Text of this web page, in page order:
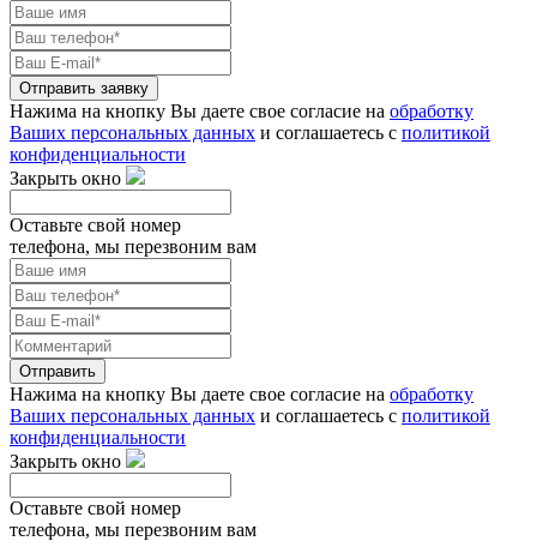
Отправить заявку
Нажима на кнопку Вы даете свое согласие на обработку
Ваших персональных данных и соглашаетесь с политикой
конфиденциальности
Закрыть окно
Оставьте свой номер
телефона, мы перезвоним вам
Отправить
Нажима на кнопку Вы даете свое согласие на обработку
Ваших персональных данных и соглашаетесь с политикой
конфиденциальности
Закрыть окно
Оставьте свой номер
телефона, мы перезвоним вам